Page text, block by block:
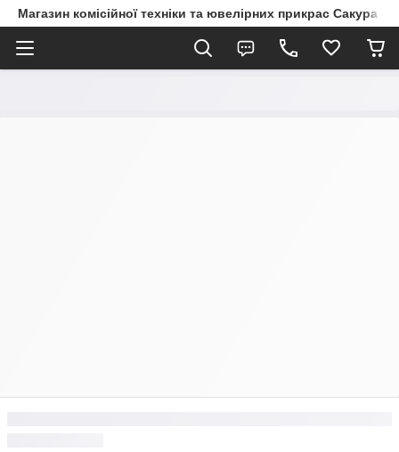
Магазин комісійної техніки та ювелірних прикрас Сакура